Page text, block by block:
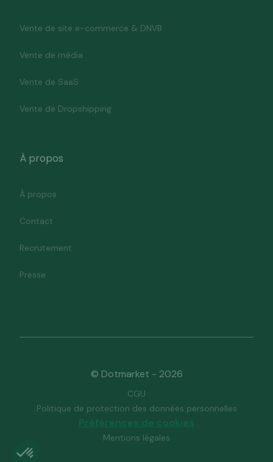
Vente de site e-commerce & DNVB
Vente de média
Vente de SaaS
Vente de Dropshipping
À propos
À propos
Contact
Recrutement
Presse
© Dotmarket - 2026
CGU
Politique de protection des données personnelles
Préférences de cookies
Mentions légales